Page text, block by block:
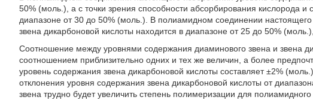
50% (моль.), а с точки зрения способности абсорбирования кислорода и
диапазоне от 30 до 50% (моль.). В полиамидном соединении
звена дикарбоновой кислоты находится в диапазоне от 25 до 50%
Соотношение между уровнями содержания диаминового звена и звена
соотношением приблизительно одних и тех же величин, а более
уровень содержания звена дикарбоновой кислоты составляет ±2%
отклонения уровня содержания звена дикарбоновой кислоты от
звена трудно будет увеличить степень полимеризации для